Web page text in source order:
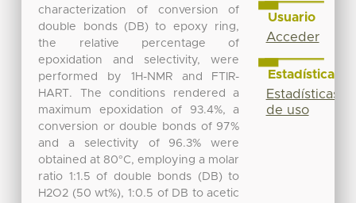
characterization of conversion of
double bonds (DB) to epoxy ring,
the relative percentage of
epoxidation and selectivity, were
performed by 1H-NMR and FTIR-
HART. The conditions rendered a
maximum epoxidation of 93.4%, a
conversion or double bonds of 97%
and a selectivity of 96.3% were
obtained at 80°C, employing a molar
ratio 1:1.5 of double bonds (DB) to
H2O2 (50 wt%), 1:0.5 of DB to acetic
Usuario
Acceder
Estadísticas
Estadísticas
de uso